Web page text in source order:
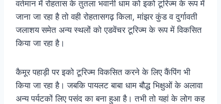
वर्तमान में रोहतास के तुतला भवानी धाम को इको टूरिज्म के रूप में
जाना जा रहा है तो वही रोहतासगढ़ किला, मांझर कुंड व दुर्गावती
जलाशय समेत अन्य स्थलों को एडवेंचर टूरिज्म के रूप में विकसित
किया जा रहा है।
कैमूर पहाड़ी पर इको टूरिज्म विकसित करने के लिए कैंपिंग भी
किया जा रहा है। जबकि पायलट बाबा धाम बौद्ध भिक्षुओं के अलावा
अन्य पर्यटकों लिए पसंद का बना हुआ है। तभी तो यहां के लोग कह